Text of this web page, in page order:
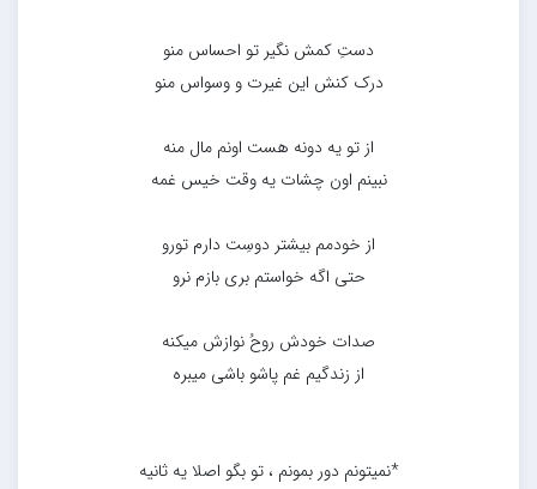
دستِ کمش نگیر تو احساس منو
درک کنش این غیرت و وسواس منو
از تو یه دونه هست اونم مال منه
نبینم اون چشات یه وقت خیس غمه
از خودمم بیشتر دوسِت دارم تورو
حتی اگه خواستم بری بازم نرو
صدات خودش روحُ نوازش میکنه
از زندگیم غم پاشو باشی میبره
*نمیتونم دور بمونم ، تو بگو اصلا یه ثانیه